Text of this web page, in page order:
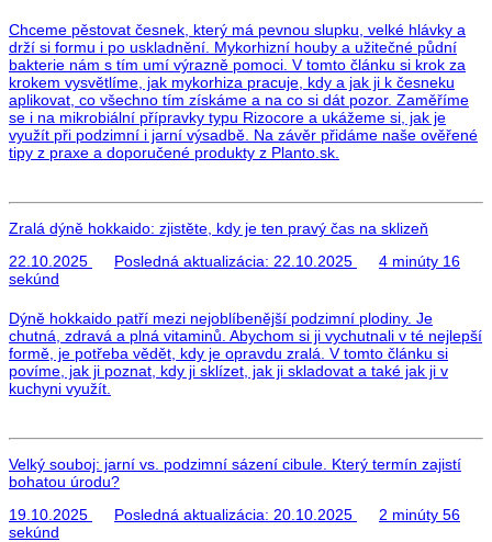
Chceme pěstovat česnek, který má pevnou slupku, velké hlávky a
drží si formu i po uskladnění. Mykorhizní houby a užitečné půdní
bakterie nám s tím umí výrazně pomoci. V tomto článku si krok za
krokem vysvětlíme, jak mykorhiza pracuje, kdy a jak ji k česneku
aplikovat, co všechno tím získáme a na co si dát pozor. Zaměříme
se i na mikrobiální přípravky typu Rizocore a ukážeme si, jak je
využít při podzimní i jarní výsadbě. Na závěr přidáme naše ověřené
tipy z praxe a doporučené produkty z Planto.sk.
Zralá dýně hokkaido: zjistěte, kdy je ten pravý čas na sklizeň
22.10.2025
Posledná aktualizácia: 22.10.2025
4 minúty 16
sekúnd
Dýně hokkaido patří mezi nejoblíbenější podzimní plodiny. Je
chutná, zdravá a plná vitaminů. Abychom si ji vychutnali v té nejlepší
formě, je potřeba vědět, kdy je opravdu zralá. V tomto článku si
povíme, jak ji poznat, kdy ji sklízet, jak ji skladovat a také jak ji v
kuchyni využít.
Velký souboj: jarní vs. podzimní sázení cibule. Který termín zajistí
bohatou úrodu?
19.10.2025
Posledná aktualizácia: 20.10.2025
2 minúty 56
sekúnd